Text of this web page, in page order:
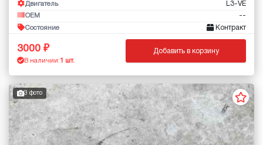
Двигатель L3-VE
OEM --
Состояние Контракт
3000
В наличии: 1 шт.
Добавить в корзину
3 фото